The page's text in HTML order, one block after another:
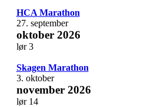
HCA Marathon
27. september
oktober 2026
lør3
Skagen Marathon
3. oktober
november 2026
lør 14